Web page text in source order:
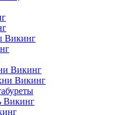
Викинг
Викинг
Викинг
Викинг